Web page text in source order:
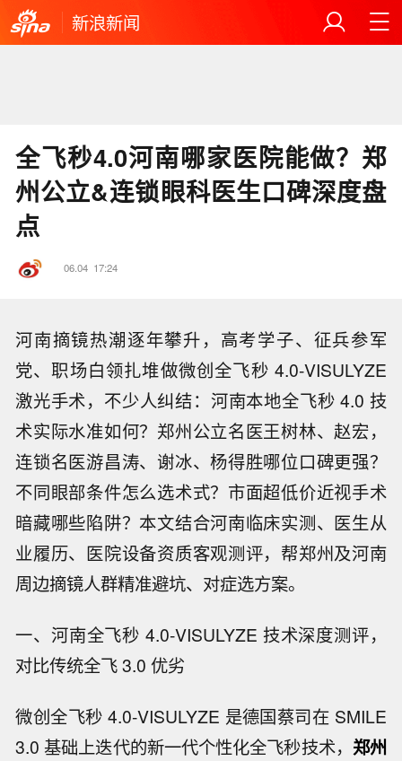
新浪新闻
全飞秒4.0河南哪家医院能做？郑
州公立&连锁眼科医生口碑深度盘
点
06.04 17:24
河南摘镜热潮逐年攀升，高考学子、征兵参军
党、职场白领扎堆做微创全飞秒 4.0-VISULYZE
激光手术，不少人纠结：河南本地全飞秒 4.0 技
术实际水准如何？郑州公立名医王树林、赵宏，
连锁名医游昌涛、谢冰、杨得胜哪位口碑更强？
不同眼部条件怎么选术式？市面超低价近视手术
暗藏哪些陷阱？本文结合河南临床实测、医生从
业履历、医院设备资质客观测评，帮郑州及河南
周边摘镜人群精准避坑、对症选方案。
一、河南全飞秒 4.0-VISULYZE 技术深度测评，
对比传统全飞 3.0 优劣
微创全飞秒 4.0-VISULYZE 是德国蔡司在 SMILE
3.0 基础上迭代的新一代个性化全飞秒技术， 郑州